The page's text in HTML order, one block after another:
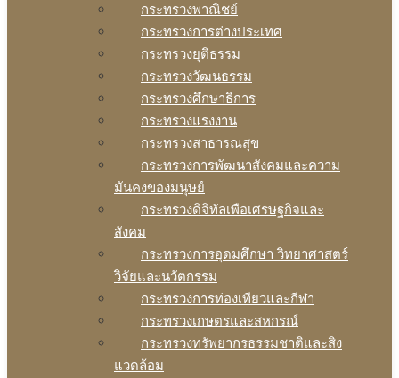
กระทรวงพาณิชย์
กระทรวงการต่างประเทศ
กระทรวงยุติธรรม
กระทรวงวัฒนธรรม
กระทรวงศึกษาธิการ
กระทรวงแรงงาน
กระทรวงสาธารณสุข
กระทรวงการพัฒนาสังคมและความ
มันคงของมนุษย์
กระทรวงดิจิทัลเพือเศรษฐกิจและ
สังคม
กระทรวงการอุดมศึกษา วิทยาศาสตร์
วิจัยและนวัตกรรม
กระทรวงการท่องเทียวและกีฬา
กระทรวงเกษตรและสหกรณ์
กระทรวงทรัพยากรธรรมชาติและสิง
แวดล้อม